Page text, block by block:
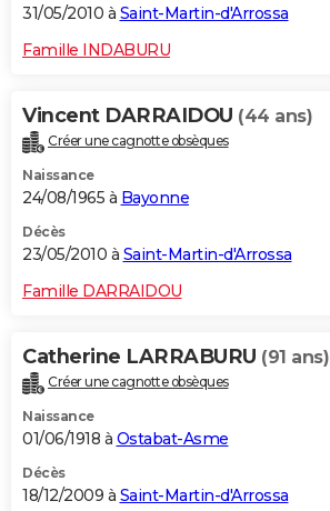
31/05/2010 à Saint-Martin-d'Arrossa
Famille INDABURU
Vincent DARRAIDOU (44 ans)
Créer une cagnotte obsèques
Naissance
24/08/1965 à Bayonne
Décès
23/05/2010 à Saint-Martin-d'Arrossa
Famille DARRAIDOU
Catherine LARRABURU (91 ans)
Créer une cagnotte obsèques
Naissance
01/06/1918 à Ostabat-Asme
Décès
18/12/2009 à Saint-Martin-d'Arrossa